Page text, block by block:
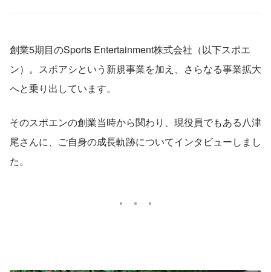
創業5期目のSports Entertainment株式会社（以下スポエ
ン）。スポアシという新規事業を加え、さらなる事業拡大
へと乗り出しています。
そのスポエンの創業当時から関わり、現役員でもある八津
尾さんに、ご自身の成長軌跡についてインタビューしまし
た。